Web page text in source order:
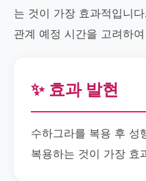
는 것이 가장 효과적입니
관계 예정 시간을 고려하
✨ 효과 발현
수하그라를 복용 후 성
복용하는 것이 가장 효